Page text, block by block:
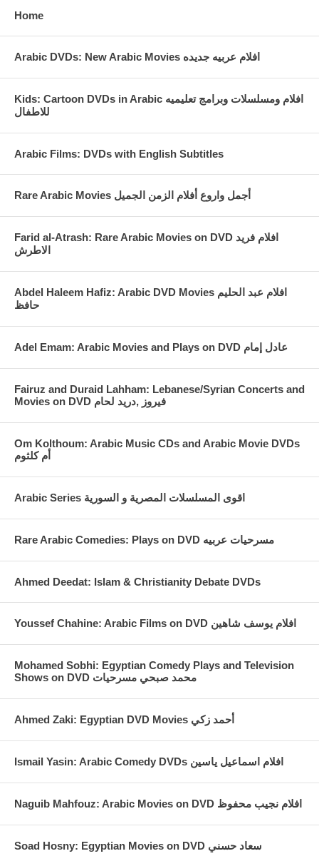
Home
Arabic DVDs: New Arabic Movies افلام عربيه جديده
Kids: Cartoon DVDs in Arabic افلام ومسلسلات وبرامج تعليميه
للاطفال
Arabic Films: DVDs with English Subtitles
Rare Arabic Movies أجمل واروع أفلام الزمن الجميل
Farid al-Atrash: Rare Arabic Movies on DVD افلام فريد
الاطرش
Abdel Haleem Hafiz: Arabic DVD Movies افلام عبد الحليم
حافظ
Fairuz and Duraid Lahham: Lebanese/Syrian Concerts and
Movies on DVD فيروز ,دريد لحام
Om Kolthoum: Arabic Music CDs and Arabic Movie DVDs
أم كلثوم
Arabic Series اقوى المسلسلات المصرية و السورية
Rare Arabic Comedies: Plays on DVD مسرحيات عربيه
Ahmed Deedat: Islam & Christianity Debate DVDs
Youssef Chahine: Arabic Films on DVD افلام يوسف شاهين
Mohamed Sobhi: Egyptian Comedy Plays and Television
Shows on DVD محمد صبحي مسرحيات
Ahmed Zaki: Egyptian DVD Movies أحمد زكي
Ismail Yasin: Arabic Comedy DVDs افلام اسماعيل ياسين
Naguib Mahfouz: Arabic Movies on DVD افلام نجيب محفوظ
Soad Hosny: Egyptian Movies on DVD سعاد حسني